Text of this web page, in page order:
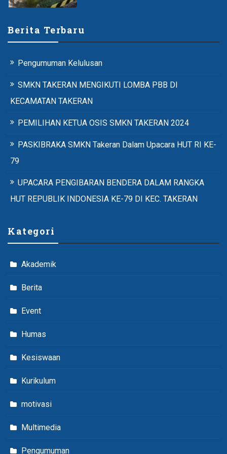
Berita Terbaru
Pengumuman Kelulusan
SMKN TAKERAN MENGIKUTI LOMBA PBB DI
KECAMATAN TAKERAN
PEMILIHAN KETUA OSIS SMKN TAKERAN 2024
PASKIBRAKA SMKN Takeran Dalam Upacara HUT RI KE-
79
UPACARA PENGIBARAN BENDERA DALAM RANGKA
HUT REPUBLIK INDONESIA KE-79 DI KEC. TAKERAN
Kategori
Akademik
Berita
Event
Humas
Kesiswaan
Kurikulum
motivasi
Multimedia
Pengumuman